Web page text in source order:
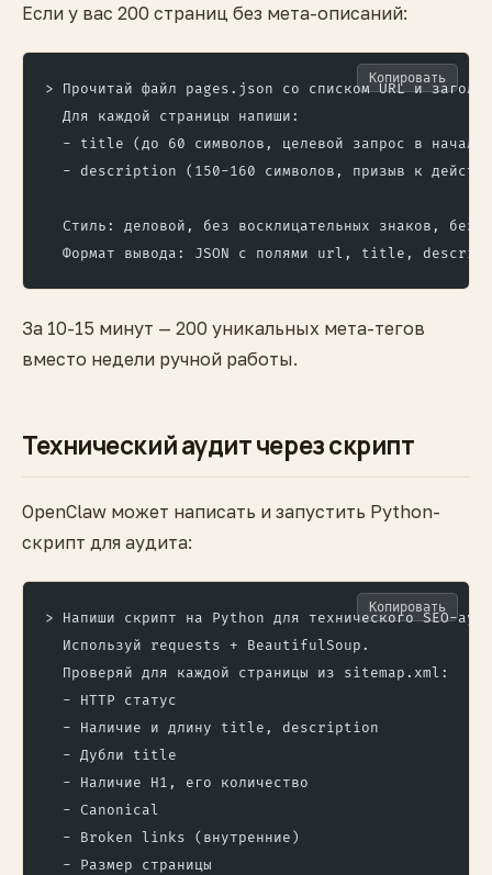
Если у вас 200 страниц без мета-описаний:
> Прочитай файл pages.json со списком URL и
  Для каждой страницы напиши:
  - title (до 60 символов, целевой запрос в начале)
- description (150-160 символов, призыв к
Стиль: деловой, без восклицательных знаков, без
Формат вывода: JSON с полями url, title,
Копировать
За 10-15 минут — 200 уникальных мета-тегов
вместо недели ручной работы.
Технический аудит через скрипт
OpenClaw может написать и запустить Python-
скрипт для аудита:
> Напиши скрипт на Python для технического SEO-
  Используй requests + BeautifulSoup.
  Проверяй для каждой страницы из sitemap.xml:
  - HTTP статус
  - Наличие и длину title, description
  - Дубли title
  - Наличие H1, его количество
  - Canonical
  - Broken links (внутренние)
  - Размер страницы
Копировать